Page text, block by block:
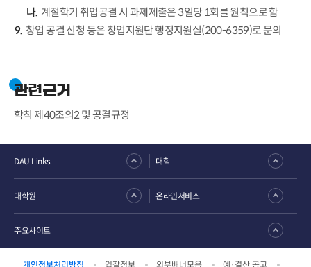
계절학기 취업공결 시 과제제출은 3일당 1회를 원칙으로 함
창업 공결 신청 등은 창업지원단 행정지원실(200-6359)로 문의
관련근거
학칙 제40조의2 및 공결규정
개인정보처리방침 입찰정보 외부배너모음 예·결산 공고
DAU Links 대학
대학원 온라인서비스
주요사이트